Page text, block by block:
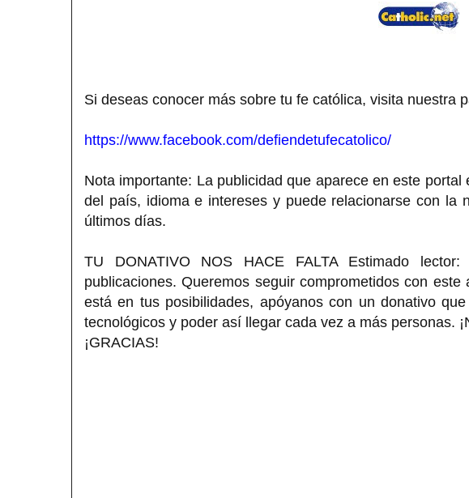
Si deseas conocer más sobre tu fe católica, visita nuestra
https://www.facebook.com/defiendetufecatolico/
Nota importante: La publicidad que aparece en este
del país, idioma e intereses y puede relacionarse con la
últimos días.
TU DONATIVO NOS HACE FALTA Estimado
publicaciones. Queremos seguir comprometidos con
está en tus posibilidades, apóyanos con un donativo
tecnológicos y poder así llegar cada vez a más personas.
¡GRACIAS!